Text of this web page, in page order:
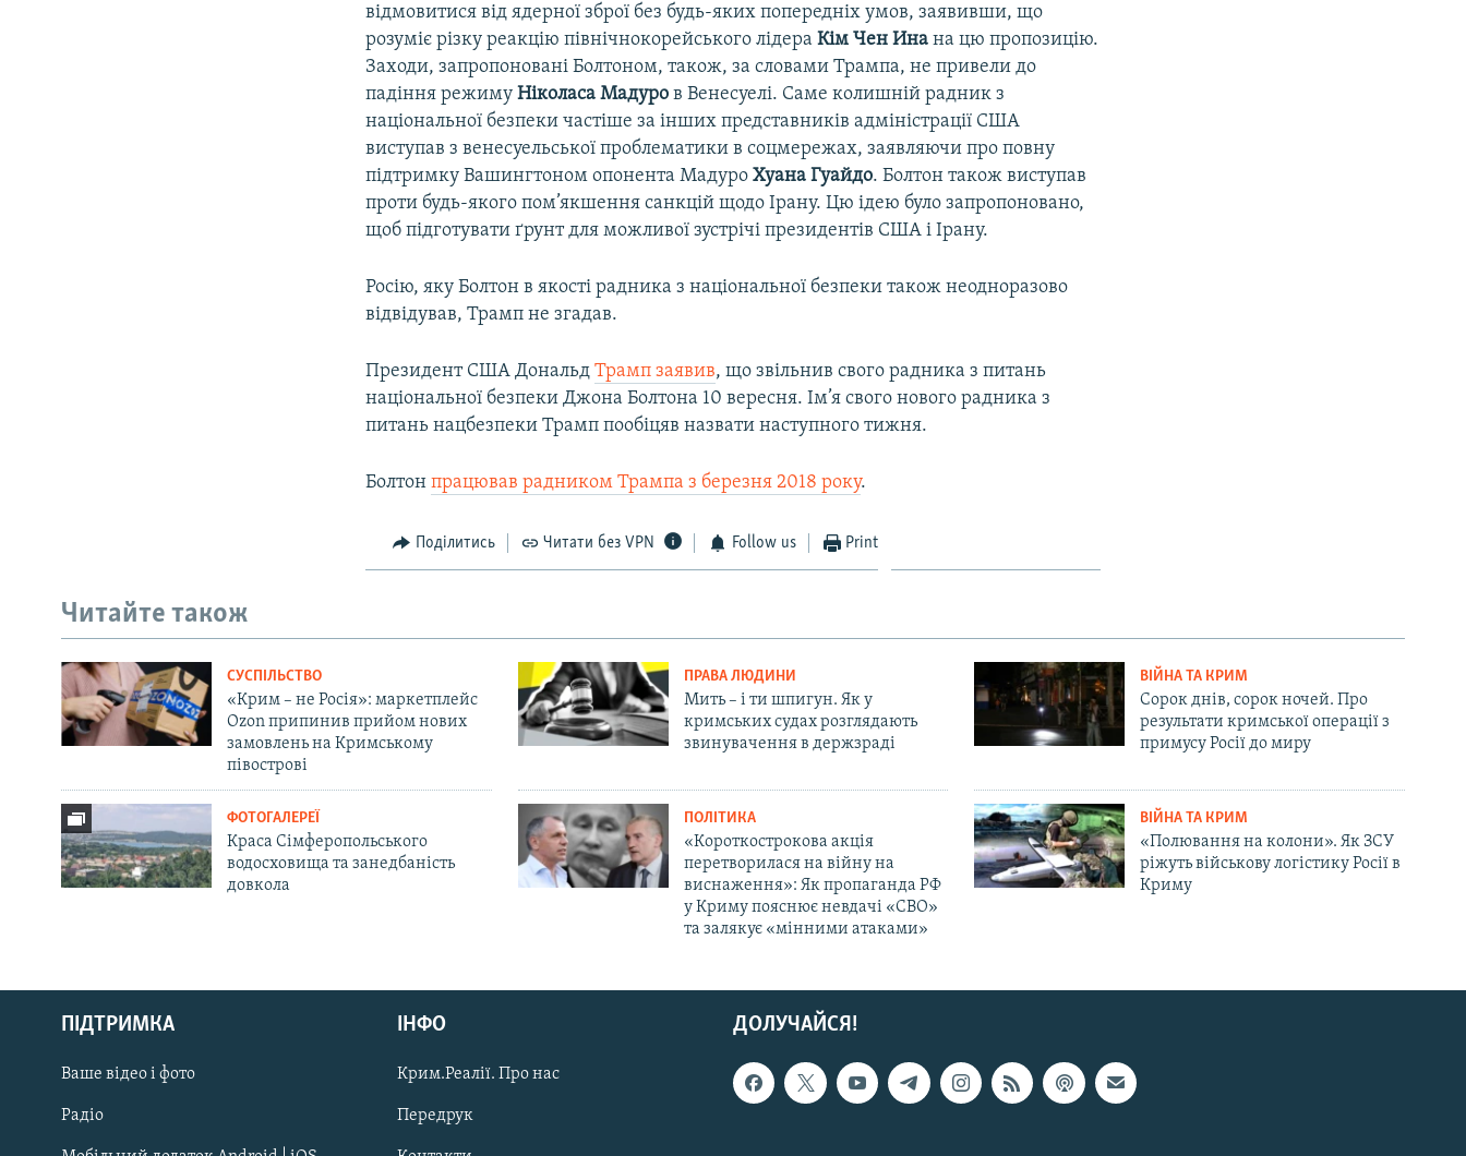
Русский
Qırımtatar
ДОЛУЧАЙСЯ!
відмовитися від ядерної зброї без будь-яких попередніх умов, заявивши, що
розуміє різку реакцію північнокорейського лідераКім Чен Ина на цю пропозицію.
Заходи, запропоновані Болтоном, також, за словами Трампа, не привели до
падіння режимуНіколаса Мадуров Венесуелі. Саме колишній радник з
національної безпеки частіше за інших представників адміністрації США
виступав з венесуельської проблематики в соцмережах, заявляючи про повну
підтримку Вашингтоном опонента МадуроХуана Гуайдо. Болтон також виступав
проти будь-якого пом’якшення санкцій щодо Ірану. Цю ідею було запропоновано,
щоб підготувати ґрунт для можливої зустрічі президентів США і Ірану.
Росію, яку Болтон в якості радника з національної безпеки також неодноразово
відвідував, Трамп не згадав.
Президент США ДональдТрамп заявив, що звільнив свого радника з питань
національної безпеки Джона Болтона 10 вересня. Ім’я свого нового радника з
питань нацбезпеки Трамп пообіцяв назвати наступного тижня.
Болтонпрацював радником Трампа з березня 2018 року.
Поділитись Читати без VPN Follow us Print
Читайте також
СУСПІЛЬСТВО
«Крим – не Росія»: маркетплейс
Ozon припинив прийом нових
замовлень на Кримському
півострові
ПРАВА ЛЮДИНИ
Мить – і ти шпигун. Як у
кримських судах розглядають
звинувачення в держзраді
ВІЙНА ТА КРИМ
Сорок днів, сорок ночей. Про
результати кримської операції з
примусу Росії до миру
ФОТОГАЛЕРЕЇ
Краса Сімферопольського
водосховища та занедбаність
довкола
ПОЛІТИКА
«Короткострокова акція
перетворилася на війну на
виснаження»: Як пропаганда РФ
у Криму пояснює невдачі «СВО»
та залякує «мінними атаками»
ВІЙНА ТА КРИМ
«Полювання на колони». Як ЗСУ
ріжуть військову логістику Росії в
Криму
ДОЛУЧАЙСЯ!
ПІДТРИМКА
Ваше відео і фото
Радіо
ІНФО
Крим.Реалії. Про нас
Передрук